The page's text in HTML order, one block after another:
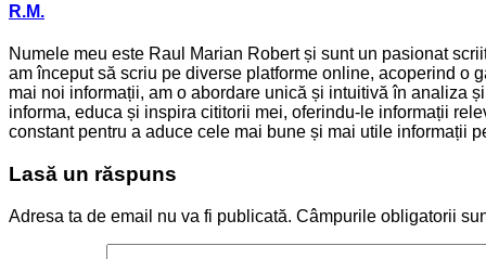
R.M.
Numele meu este Raul Marian Robert și sunt un pasionat
am început să scriu pe diverse platforme online, acoperind o
mai noi informații, am o abordare unică și intuitivă în analiza
informa, educa și inspira cititorii mei, oferindu-le informații
constant pentru a aduce cele mai bune și mai utile informații
Lasă un răspuns
Adresa ta de email nu va fi publicată. Câmpurile obligatorii